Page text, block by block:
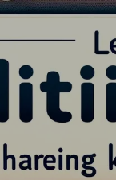
검색 홈
링크 소개